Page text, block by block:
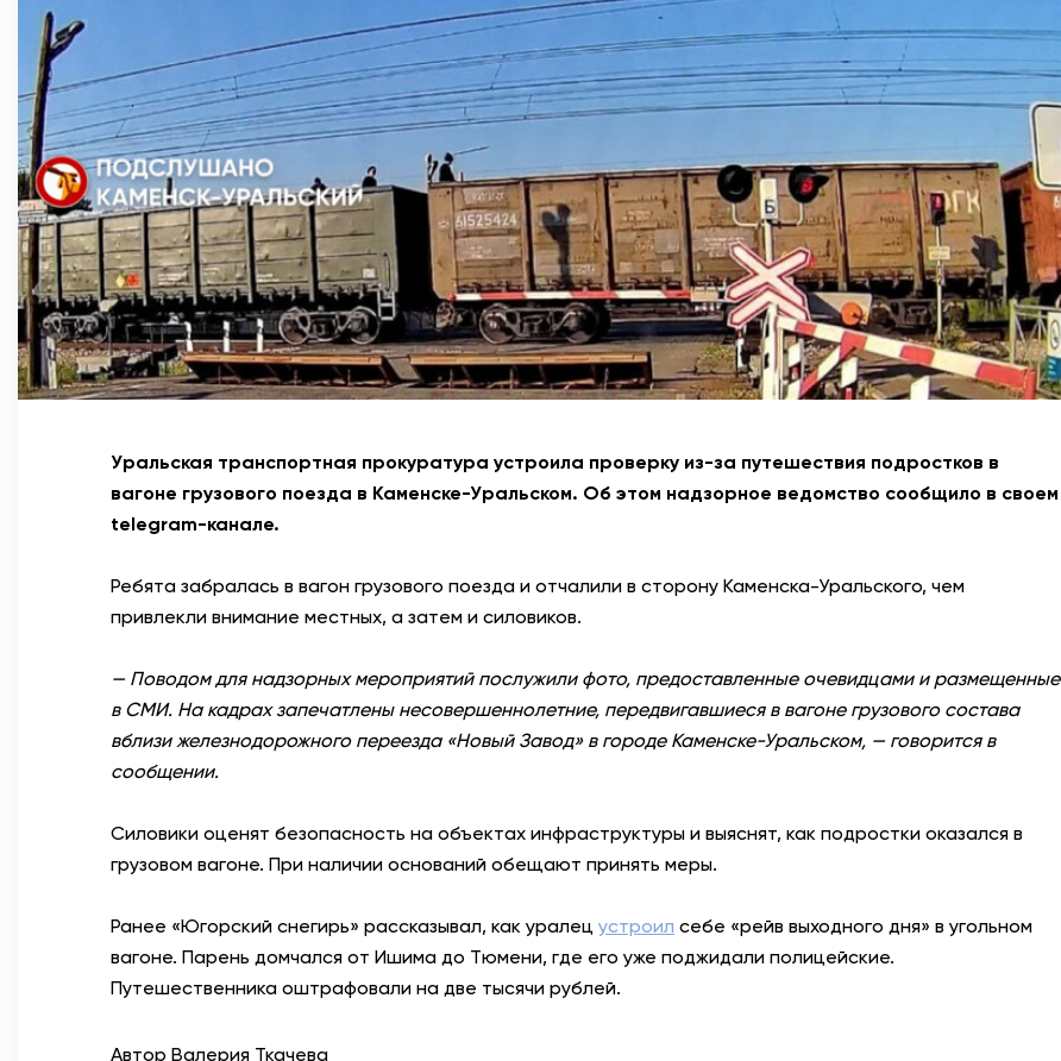
АНТИТЕРРОР
НОВОСТИ
ОФИЦИАЛЬНО
81,41 94,06
Вход / Регистрация
Уральская транспортная прокуратура устроила проверку из-за путешествия подростков в
вагоне грузового поезда в Каменске-Уральском. Об этом надзорное ведомство сообщило в своем
telegram-канале.
Ребята забралась в вагон грузового поезда и отчалили в сторону Каменска-Уральского, чем
привлекли внимание местных, а затем и силовиков.
— Поводом для надзорных мероприятий послужили фото, предоставленные очевидцами и размещенные
в СМИ. На кадрах запечатлены несовершеннолетние, передвигавшиеся в вагоне грузового состава
вблизи железнодорожного переезда «Новый Завод» в городе Каменске-Уральском, — говорится в
сообщении.
Силовики оценят безопасность на объектах инфраструктуры и выяснят, как подростки оказался в
грузовом вагоне. При наличии оснований обещают принять меры.
Ранее «Югорский снегирь» рассказывал, как уралец устроил себе «рейв выходного дня» в угольном
вагоне. Парень домчался от Ишима до Тюмени, где его уже поджидали полицейские.
Путешественника оштрафовали на две тысячи рублей.
Автор Валерия Ткачева